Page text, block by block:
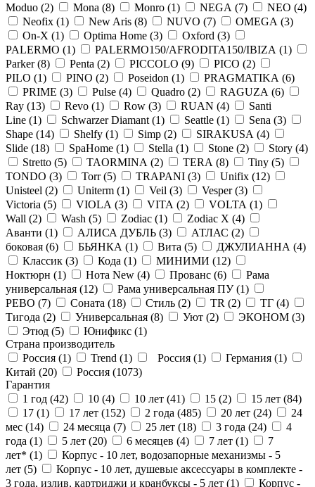
Moduo (2) Mona (8) Monro (1) NEGA (7) NEO (4)
Neofix (1) New Aris (8) NUVO (7) OMEGA (3)
On-X (1) Optima Home (3) Oxford (3)
PALERMO (1) PALERMO150/AFRODITA150/IBIZA (1)
Parker (8) Penta (2) PICCOLO (9) PICO (2)
PILO (1) PINO (2) Poseidon (1) PRAGMATIKA (6)
PRIME (3) Pulse (4) Quadro (2) RAGUZA (6)
Ray (13) Revo (1) Row (3) RUAN (4)
Santi
Line (1) Schwarzer Diamant (1) Seattle (1) Sena (3)
Shape (14) Shelfy (1) Simp (2) SIRAKUSA (4)
Slide (18) SpaHome (1) Stella (1) Stone (2) Story (4)
Stretto (5) TAORMINA (2) TERA (8) Tiny (5)
TONDO (3) Torr (5) TRAPANI (3) Unifix (12)
Unisteel (2) Uniterm (1) Veil (3) Vesper (3)
Victoria (5) VIOLA (3) VITA (2) VOLTA (1)
Wall (2) Wash (5) Zodiac (1) Zodiac X (4)
Аванти (1) АЛИСА ДУБЛЬ (3) АТЛАС (2)
боковая (6) БЬЯНКА (1) Вита (5) ДЖУЛИАННА (4)
Классик (3) Кода (1) МИНИМИ (12)
Ноктюрн (1) Нота New (4) Прованс (6)
Рама
универсальная (12) Рама универсальная ПУ (1)
РЕВО (7) Соната (18) Стиль (2) ТR (2) ТГ (4)
Тигода (2) Универсальная (8) Уют (2) ЭКОНОМ (3)
Этюд (5) Юнификс (1)
Страна производитель
Россия (1) Trend (1) Россия (1) Германия (1)
Китай (20) Россия (1073)
Гарантия
1 год (42) 10 (4) 10 лет (41) 15 (2) 15 лет (84)
17 (1) 17 лет (152) 2 года (485) 20 лет (24)
24
мес (14) 24 месяца (7) 25 лет (18) 3 года (24)
4
года (1) 5 лет (20) 6 месяцев (4) 7 лет (1)
7
лет* (1)
Корпус - 10 лет, водозапорные механизмы - 5
лет (5)
Корпус - 10 лет, душевые аксессуары в комплекте -
3 года, излив, картриджи и кранбуксы - 5 лет (1) Корпус -